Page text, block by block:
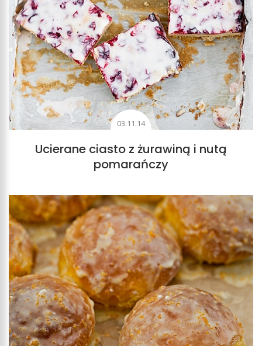
03.11.14
Ucierane ciasto z żurawiną i nutą
pomarańczy